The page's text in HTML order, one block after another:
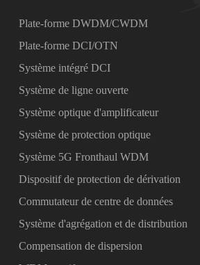
Plate-forme DWDM/CWDM
Plate-forme DCI/OTN
Système intégré DCI
Système de ligne ouverte
Système optique d'amplificateur
Système de protection optique
Système 5G Fronthaul WDM
Dispositif de protection de dérivation
Commutateur de centre de données
Système d'agrégation et de distribution
Compensation de dispersion